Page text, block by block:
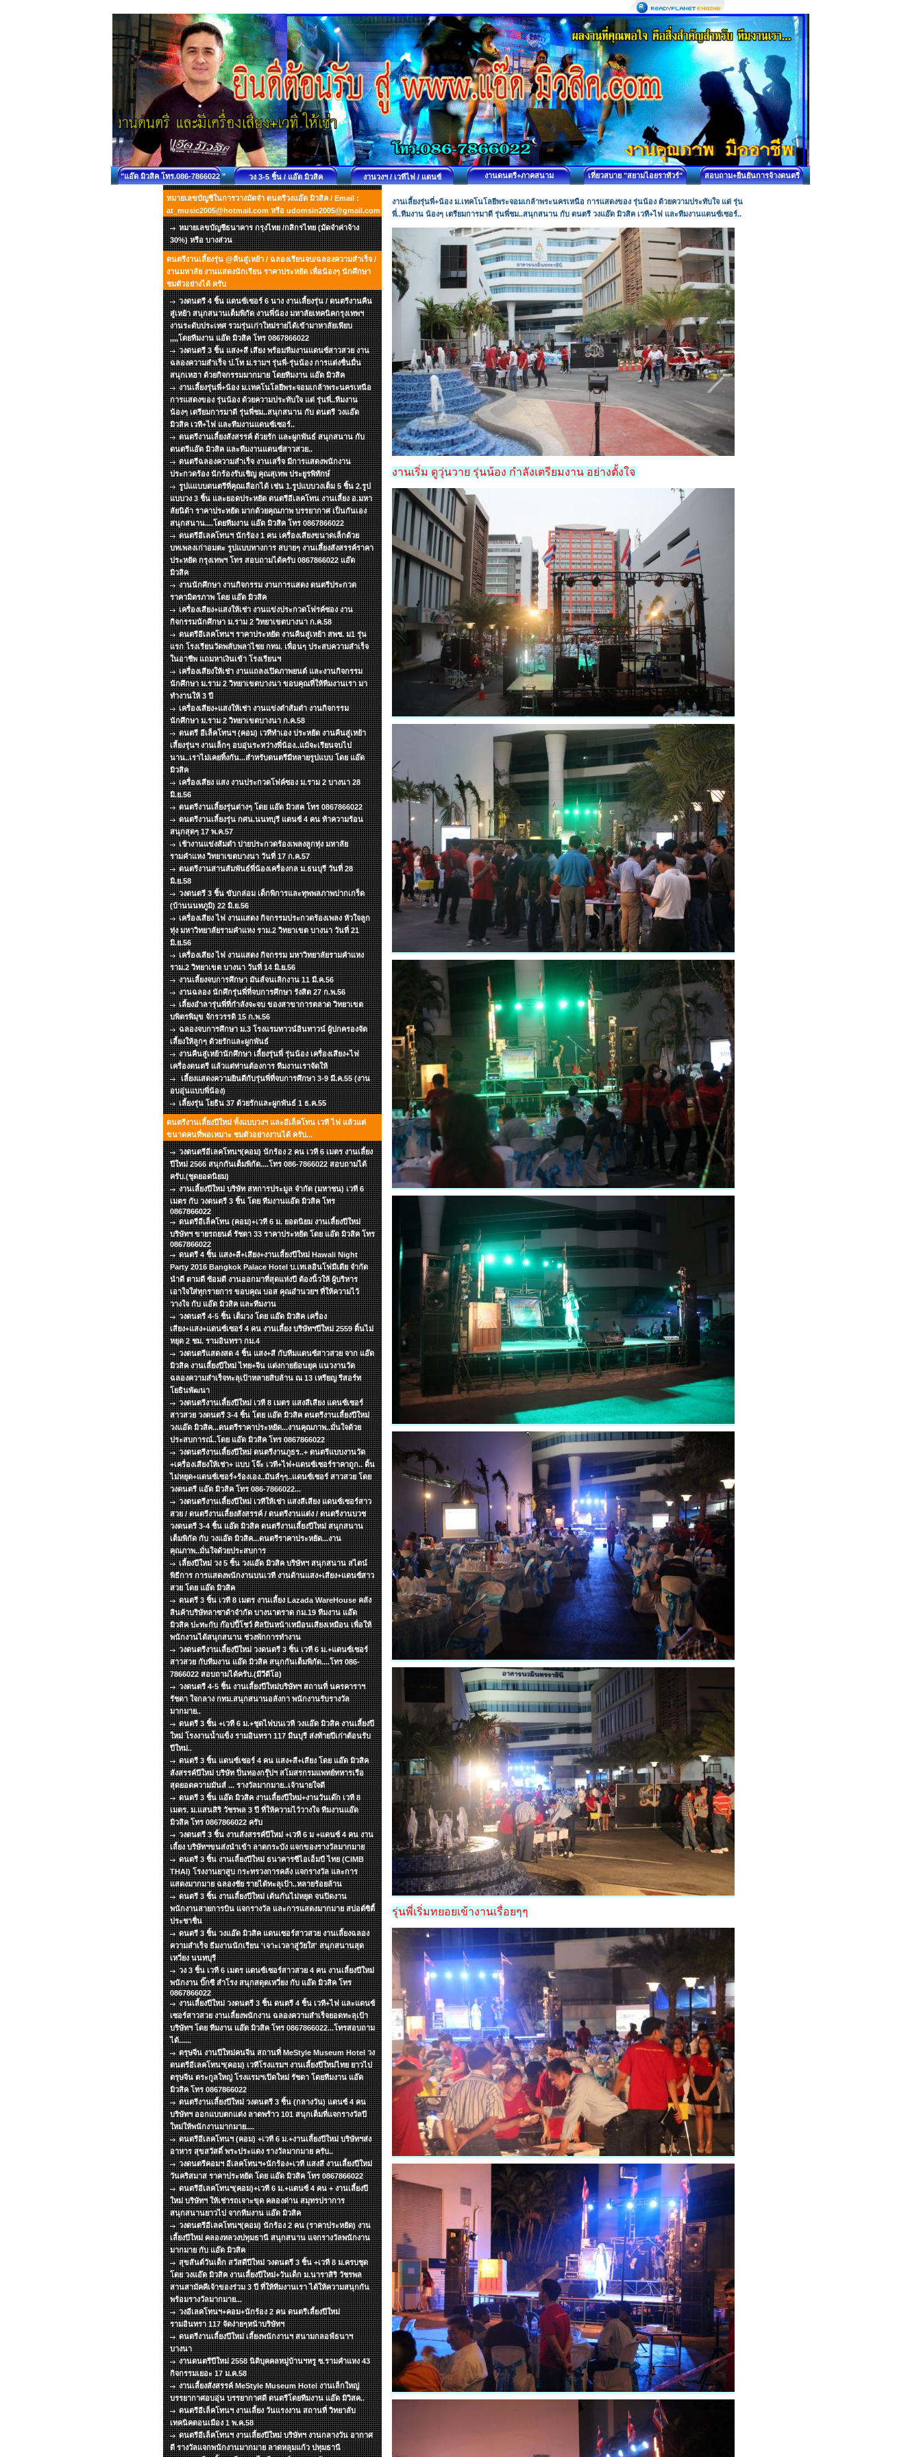
"แอ๊ด มิวสิค โทร.086-7866022 " วง 3-5 ชิ้น / แอ๊ด มิวสิค งานวงฯ / เวทีไฟ / แดนซ์ งานดนตรี+ภาคสนาม เที่ยวสบาย "สยามไอยราทัวร์" สอบถาม+ยืนยันการจ้างดนตรี
หมายเลขบัญชีในการวางมัดจำ ดนตรีวงแอ๊ด มิวสิค / Email :
at_music2005@hotmail.com หรือ udomsin2005@gmail.com
หมายเลขบัญชีธนาคาร กรุงไทย /กสิกรไทย (มัดจำค่าจ้าง
30%) หรือ บางส่วน
ดนตรีงานเลี้ยงรุ่น @คืนสู่เหย้า / ฉลองเรียนจบ/ฉลองความสำเร็จ /
งานมหาลัย งานแสดงนักเรียน ราคาประหยัด เพื่อน้องๆ นักศึกษา
ชมตัวอย่างได้ ครับ
วงดนตรี 4 ชิ้น แดนซ์เซอร์ 6 นาง งานเลี้ยงรุ่น / ดนตรีงานคืน
สู่เหย้า สนุกสนานเต็มพิกัด งานพี่น้อง มหาลัยเทคนิคกรุงเทพฯ
งานระดับประเทศ รวมรุ่นเก่าใหม่รายได้เข้ามาหาลัยเพียบ
,,,,โดยทีมงาน แอ๊ด มิวสิค โทร 0867866022
วงดนตรี 3 ชิ้น แสง+สี เสียง พร้อมทีมงานแดนซ์สาวสวย งาน
ฉลองความสำเร็จ ป.โท ม.รามฯ รุ่นพี่-รุ่นน้อง การแต่งชื่นมื่น
สนุกเหฮา ด้วยกิจกรรมมากมาย โดยทีมงาน แอ๊ด มิวสิค
งานเลี้ยงรุ่นพี่+น้อง ม.เทคโนโลยีพระจอมเกล้าพระนครเหนือ
การแสดงของ รุ่นน้อง ด้วยความประทับใจ แด่ รุ่นพี่..ทีมงาน
น้องๆ เตรียมการมาดี รุ่นพี่ชม..สนุกสนาน กับ ดนตรี วงแอ๊ด
มิวสิค เวที+ไฟ และทีมงานแดนซ์เซอร์..
ดนตรีงานเลี้ยงสังสรรค์ ด้วยรัก และผูกพันธ์ สนุกสนาน กับ
ดนตรีแอ๊ด มิวสิค และทีมงานแดนซ์สาวสวย..
ดนตรีฉลองความสำเร็จ งานเสร็จ มีการแสดงพนักงาน
ประกวดร้อง นักร้องรับเชิญ คุณสุเทพ ประยูรพิทักษ์
รูปแแบบดนตรีที่คุณเลือกได้ เช่น 1.รูปแบบวงเต็ม 5 ชิ้น 2.รูป
แบบวง 3 ชิ้น และยอดประหยัด ดนตรีอีเลคโทน งานเลี้ยง อ.มหา
ลัยนิด้า ราคาประหยัด มากด้วยคุณภาพ บรรยากาศ เป็นกันเอง
สนุกสนาน....โดยทีมงาน แอ๊ด มิวสิค โทร 0867866022
ดนตรีอีเลคโทนฯ นักร้อง 1 คน เครื่องเสียงขนาดเล็กด้วย
บทเพลงเก่าอมตะ รูปแบบทางการ สบายๆ งานเลึ้ยงสังสรรค์ราคา
ประหยัด กรุงเทพฯ โทร สอบถามได้ครับ 0867866022 แอ๊ด
มิวสิค
งานนักศึกษา งานกิจกรรม งานการแสดง ดนตรีประกวด
ราคามิตรภาพ โดย แอ๊ด มิวสิค
เครื่องเสียง+แสงให้เช่า งานแข่งประกวดโฟรค์ซอง งาน
กิจกรรมนักศึกษา ม.ราม 2 วิทยาเขตบางนา ก.ค.58
ดนตรีอีเลคโทนฯ ราคาประหยัด งานคืนสู่เหย้า สพช. ม1 รุ่น
แรก โรงเรียนวัดพลับพลาไชย กทม. เพื่อนๆ ประสบความสำเร็จ
ในอาชีพ แถมหาเงินเข้า โรงเรียนฯ
เครื่องเสียงให้เช่า งานแถลงเปิดภาพยนต์ และงานกิจกรรม
นักศึกษา ม.ราม 2 วิทยาเขตบางนา ขอบคุณที่ให้ทีมงานเรา มา
ทำงานให้ 3 ปี
เครื่องเสียง+แสงให้เช่า งานแข่งตำส้มตำ งานกิจกรรม
นักศึกษา ม.ราม 2 วิทยาเขตบางนา ก.ค.58
ดนตรี อีเล็คโทนฯ (คอม) เวทีทำเอง ประหยัด งานคืนสู่เหย้า
เลี้ยงรุ่นฯ งานเล็กๆ อบอุ่นระหว่างพี่น้อง..แม้จะเรียนจบไป
นาน..เราไม่เคยทิ้งกัน...สำหรับดนตรีมีหลายรูปแบบ โดย แอ๊ด
มิวสิค
เครื่องเสียง แสง งานประกวดโฟค์ซอง ม.ราม 2 บางนา 28
มิ.ย.56
ดนตรีงานเลี้ยงรุ่นต่างๆ โดย แอ๊ด มิวสค โทร 0867866022
ดนตรีงานเลี้ยงรุ่น กศน.นนทบุรี แดนซ์ 4 คน ท้าความร้อน
สนุกสุดๆ 17 พ.ค.57
เช้างานแข่งส้มตำ บ่ายประกวดร้องเพลงลูกทุ่ง มหาลัย
รามคำแหง วิทยาเขตบางนา วันที่ 17 ก.ค.57
ดนตรีงานสานสัมพันธ์พี่น้องเครื่องกล ม.ธนบุรี วันที่ 28
มิ.ย.58
วงดนตรี 3 ชิ้น ขับกล่อม เด็กพิการและทุพพลภาพปากเกร็ด
(บ้านนนทภูมิ) 22 มิ.ย.56
เครื่องเสียง ไฟ งานแสดง กิจกรรมประกวดร้องเพลง หัวใจลูก
ทุ่ง มหาวิทยาลัยรามคำแหง ราม.2 วิทยาเขต บางนา วันที่ 21
มิ.ย.56
เครื่องเสียง ไฟ งานแสดง กิจกรรม มหาวิทยาลัยรามคำแหง
ราม.2 วิทยาเขต บางนา วันที่ 14 มิ.ย.56
งานเลี้ยงจบการศึกษา มันส์จนเลิกงาน 11 มี.ค.56
งานฉลอง นักศึกรุ่นพี่ที่จบการศึกษา รังสิต 27 ก.พ.56
เลี้ยงอำลารุ่นพี่ที่กำลังจะจบ ของสาขาการตลาด วิทยาเขต
บพิตรพิมุข จักรวรรดิ 15 ก.พ.56
ฉลองจบการศึกษา ม.3 โรงแรมทาวน์อินทาวน์ ผู้ปกครองจัด
เลี้ยงให้ลูกๆ ด้วยรักและผูกพันธ์
งานคืนสู่เหย้านักศึกษา เลี้ยงรุ่นพี่ รุ่นน้อง เครื่องเสียง+ไฟ
เครื่องดนตรี แล้วแต่ท่านต้องการ ทีมงานเราจัดให้
เลี้ยงแสดงความยินดีกับรุ่นพี่ที่จบการศึกษา 3-9 มี.ค.55 (งาน
อบอุ่นแบบพี่น้อง)
เลี้ยงรุ่น โยธิน 37 ด้วยรักและผูกพันธ์ 1 ธ.ค.55
ดนตรีงานเลี้ยงปีใหม่ ทั้งแบบวงฯ และอีเล็คโทน เวที ไฟ แล้วแต่
ขนาดคนที่พอเหมาะ ชมตัวอย่างงานได้ ครับ...
วงดนตรีอีเลคโทนฯ(คอม) นักร้อง 2 คน เวที 6 เมตร งานเลี้ยง
ปีใหม่ 2566 สนุกกันเต็มพิกัด....โทร 086-7866022 สอบถามได้
ครับ.(ชุดยอดนิยม)
งานเลี้ยงปีใหม่ บริษัท สหการประมูล จำกัด (มหาชน) เวที 6
เมตร กับ วงดนตรี 3 ชิ้น โดย ทีมงานแอ๊ด มิวสิค โทร
0867866022
ดนตรีอีเล็คโทน (คอม)+เวที 6 ม. ยอดนิยม งานเลี้ยงปีใหม่
บริษัทฯ ขายรถยนต์ รัชดา 33 ราคาประหยัด โดย แอ๊ด มิวสิค โทร
0867866022
ดนตรี 4 ชิ้น แสง+สี+เสียง+งานเลี้ยงปีใหม่ Hawali Night
Party 2016 Bangkok Palace Hotel บ.เทเลอินโฟมีเดีย จำกัด
นำดี ตามดี ซ้อมดี งานออกมาที่สุดแห่งปี ต้องนิ้วให้ ผู้บริหาร
เอาใจใส่ทุกรายการ ขอบคุณ บอส คุณอำนวยฯ ที่ให้ความไว้
วางใจ กับ แอ๊ด มิวสิค และทีมงาน
วงดนตรี 4-5 ชิ้น เต็มวง โดย แอ๊ด มิวสิค เครื่อง
เสียง+แสง+แดนซ์เซอร์ 4 คน งานเลี้ยง บริษัทฯปีใหม่ 2559 ดิ้นไม่
หยุด 2 ชม. รามอินทรา กม.4
วงดนตรีแสดงสด 4 ชิ้น แสง+สี กับทีมแดนซ์สาวสวย จาก แอ๊ด
มิวสิค งานเลี้ยงปีใหม่ ไทย+จีน แต่งกายย้อนยุค แนวงานวัด
ฉลองความสำเร็จทะลุเป้าหลายสิบล้าน ณ 13 เหรียญ รีสอร์ท
โยธินพัฒนา
วงดนตรีงานเลี้ยงปีใหม่ เวที 8 เมตร แสงสีเสียง แดนซ์เซอร์
สาวสวย วงดนตรี 3-4 ชิ้น โดย แอ๊ด มิวสิค ดนตรีงานเลี้ยงปีใหม่
วงแอ๊ด มิวสิค...ดนตรีราคาประหยัด...งานคุณภาพ..มั่นใจด้วย
ประสบการณ์..โดย แอ๊ด มิวสิค โทร 0867866022
วงดนตรีงานเลี้ยงปีใหม่ ดนตรีงานภูธร..+ ดนตรีแบบงานวัด
+เครื่องเสียงให้เช่า+ แบบ โจ๊ะ เวที+ไฟ+แดนซ์เซอร์ราคาถูก.. ดิ้น
ไม่หยุด+แดนซ์เซอร์+ร้องเอง..มันส์ๆๆ..แดนซ์เซอร์ สาวสวย โดย
วงดนตรี แอ๊ด มิวสิค โทร 086-7866022...
วงดนตรีงานเลี้ยงปีใหม่ เวทีให้เช่า แสงสีเสียง แดนซ์เซอร์สาว
สวย / ดนตรีงานเลี้ยงสังสรรค์ / ดนตรีงานแต่ง / ดนตรีงานบวช
วงดนตรี 3-4 ชิ้น แอ๊ด มิวสิค ดนตรีงานเลี้ยงปีใหม่ สนุกสนาน
เต็มพิกัด กับ วงแอ๊ด มิวสิค...ดนตรีราคาประหยัด...งาน
คุณภาพ..มั่นใจด้วยประสบการ
เลี้ยงปีใหม่ วง 5 ชิ้น วงแอ๊ด มิวสิค บริษัทฯ สนุกสนาน สไตน์
พิธีการ การแสดงพนักงานบนเวที งานด้านแสง+เสียง+แดนซ์สาว
สวย โดย แอ๊ด มิวสิค
ดนตรี 3 ชิ้น เวที 8 เมตร งานเลี้ยง Lazada WareHouse คลัง
สินค้าบริษัทลาซาด้าจำกัด บางนาตราด กม.19 ทีมงาน แอ๊ด
มิวสิค ปะทะกับ ก๊อปปี้โชว์ ศิลปินหน้าเหมือนเสียงเหมือน เพื่อให้
พนักงานได้สนุกสนาน ช่วงพักการทำงาน
วงดนตรีงานเลี้ยงปีใหม่ วงดนตรี 3 ชิ้น เวที 6 ม.+แดนซ์เซอร์
สาวสวย กับทีมงาน แอ๊ด มิวสิค สนุกกันเต็มพิกัด....โทร 086-
7866022 สอบถามได้ครับ.(มีวีดีโอ)
วงดนตรี 4-5 ชิ้น งานเลี้ยงปีใหม่บริษัทฯ สถานที่ นครคาราฯ
รัชดา ใจกลาง กทม.สนุกสนานอลังกา พนักงานรับรางวัล
มากมาย..
ดนตรี 3 ชิ้น +เวที 6 ม.+ชุดไฟบนเวที วงแอ๊ด มิวสิค งานเลี้ยงปี
ใหม่ โรงงานน้ำแข็ง รามอินทรา 117 มีนบุรี ส่งท้ายปีเก่าต้อนรับ
ปีใหม่..
ดนตรี 3 ชิ้น แดนซ์เซอร์ 4 คน แสง+สี+เสียง โดย แอ๊ด มิวสิค
สังสรรค์ปีใหม่ บริษัท ปิ่นทองกรุ๊ปฯ สโมสรกรมแพทย์ทหารเรือ
สุดยอดความมันส์ ... รางวัลมากมาย..เจ้านายใจดี
ดนตรี 3 ชิ้น แอ๊ด มิวสิค งานเลี้ยงปีใหม่+งานวันเด๊ก เวที 8
เมตร. ม.แสนสิริ วัชรพล 3 ปี ที่ให้ความไว้วางใจ ทีมงานแอ๊ด
มิวสิค โทร 0867866022 ครับ
วงดนตรี 3 ชิ้น งานสังสรรค์ปีใหม่ +เวที 6 ม +แดนซ์ 4 คน งาน
เลี้ยง บริษัทฯขนส่งนำเข้า ลาดกระบัง แจกของรางวัลมากมาย
ดนตรี 3 ชิ้น งานเลี้ยงปีใหม่ ธนาคารซีไอเอ็มบี ไทย (CIMB
THAI) โรงงานยาสูบ กระทรวงการคลัง แจกรางวัล และการ
แสดงมากมาย ฉลองชัย รายได้ทะลุเป้า..หลายร้อยล้าน
ดนตรี 3 ชิ้น งานเลี้ยงปีใหม่ เต้นกันไม่หยุด จนปิดงาน
พนักงานสายการบิน แจกรางวัล และการแสดงมากมาย สปอต์ซิตื้
ประชาชื่น
ดนตรี 3 ชิ้น วงแอ๊ด มิวสิค แดนเซอร์สาวสวย งานเลี้ยงฉลอง
ความสำเร็จ ธีมงานนักเรียน 'เจาะเวลาสู่วัยใส' สนุกสนานสุด
เหวี่ยง นนทบุรี
วง 3 ชิ้น เวที 6 เมตร แดนซ์เซอร์สาวสวย 4 คน งานเลี้ยงปีใหม่
พนักงาน บิ๊กซี สำโรง สนุกสดุดเหวี่ยง กับ แอ๊ด มิวสิค โทร
0867866022
งานเลี้ยงปีใหม่ วงดนตรี 3 ชิ้น ดนตรี 4 ชิ้น เวที+ไฟ และแดนซ์
เซอร์สาวสวย งานเลี้ยงพนักงาน ฉลองความสำเร็จยอดทะลุเป้า
บริษัทฯ โดย ทีมงาน แอ๊ด มิวสิค โทร 0867866022...โทรสอบถาม
ได้......
ตรุษจีน งานปีใหม่คนจีน สถานที่ MeStyle Museum Hotel วง
ดนตรีอีเลคโทนฯ(คอม) เวทีโรงแรมฯ งานเลี้ยงปีใหม่ไทย ยาวไป
ตรุษจีน ตระกูลใหญ่ โรงแรมฯเปิดใหม่ รัชดา โดยทีมงาน แอ๊ด
มิวสิค โทร 0867866022
ดนตรีงานเลี้ยงปีใหม่ วงดนตรี 3 ชิ้น (กลางวัน) แดนซ์ 4 คน
บริษัทฯ ออกแบบตกแต่ง ลาดพร้าว 101 สนุกเต็มที่แจกรางวัลปี
ใหม่ให้พนักงานมากมาย....
ดนตรีอีเลคโทนฯ (คอม) +เวที 6 ม.+งานเลี้ยงปีใหม่ บริษัทฯส่ง
อาหาร สุขสวัสดิ์ พระประแดง รางวัลมากมาย ครับ..
วงดนตรีคอมฯ อีเลคโทนฯ+นักร้อง+เวที แสงสี งานเลี้ยงปีใหม่
วันคริสมาส ราคาประหยัด โดย แอ๊ด มิวสิค โทร 0867866022
ดนตรีอีเลคโทนฯ(คอม)+เวที 6 ม.+แดนซ์ 4 คน + งานเลี้ยงปี
ใหม่ บริษัทฯ ให้เช่ารถเจาะขุด คลองด่าน สมุทรปราการ
สนุกสนานยาวไป จากทีมงาน แอ๊ด มิวสิค
วงดนตรีอีเลคโทนฯ(คอม) นักร้อง 2 คน (ราคาประหยัด) งาน
เลี้ยงปีใหม่ คลองหลวงปทุมธานี สนุกสนาน แจกรางวัลพนักงาน
มากมาย กับ แอ๊ด มิวสิค
สุขสันต์วันเด็ก สวัสดีปีใหม่ วงดนตรี 3 ชิ้น +เวที 8 ม.ครบชุด
โดย วงแอ๊ด มิวสิค งานเลี้ยงปีใหม่+วันเด็ก ม.นาราสิริ วัชรพล
สานสามัคคีเจ้าของร่วม 3 ปี ที่ให้ทีมงานเรา ได้ให้ความสนุกกัน
พร้อมรางวัลมากมาย...
วงอีเลคโทนฯ+คอม+นักร้อง 2 คน ดนตรีเลี้ยงปีใหม่
รามอินทรา 117 จัดง่ายๆหน้าบริษัทฯ
ดนตรีงานเลี้ยงปีใหม่ เลี้ยงพนักงานฯ สนามกลอฟ์ธนาฯ
บางนา
งานดนตรีปีใหม่ 2558 นิติบุคคลหมู่บ้านฯหรู ซ.รามคำแหง 43
กิจกรรมเยอะ 17 ม.ค.58
งานเลี้ยงสังสรรค์ MeStyle Museum Hotel งานเล็กใหญ่
บรรยากาศอบอุ่น บรรยากาศดี ดนตรีโดยทีมงาน แอ๊ด มิวิสค..
ดนตรีอีเล็คโทนฯ งานเลี้ยง วันแรงงาน สถานที่ วิทยาลับ
เทคนิคดอนเมือง 1 พ.ค.58
ดนตรีอีเล็คโทนฯ งานเลี้ยงปีใหม่ บริษัทฯ งานกลางวัน อากาศ
ดี รางวัลแจกพนักงานมากมาย ลาดหลุมแก้ว ปทุมธานี
งานเลี้ยงรุ่นพี่+น้อง ม.เทคโนโลยีพระจอมเกล้าพระนครเหนือ การแสดงของ รุ่นน้อง ด้วยความประทับใจ แด่ รุ่น
พี่..ทีมงาน น้องๆ เตรียมการมาดี รุ่นพี่ชม..สนุกสนาน กับ ดนตรี วงแอ๊ด มิวสิค เวที+ไฟ และทีมงานแดนซ์เซอร์..
งานเริ่ม ดูวุ่นวาย รุ่นน้อง กำลังเตรียมงาน อย่างตั้งใจ
รุ่นพี่เริ่มทยอยเข้างานเรื่อยๆๆ